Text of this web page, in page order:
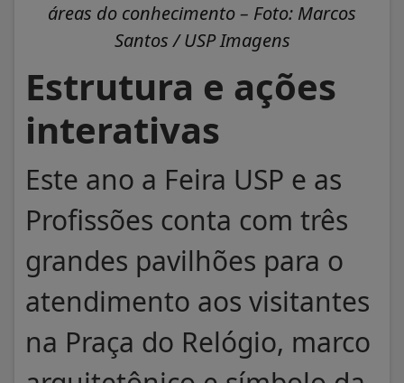
áreas do conhecimento – Foto: Marcos
Santos / USP Imagens
Estrutura e ações
interativas
Este ano a Feira USP e as
Profissões conta com três
grandes pavilhões para o
atendimento aos visitantes
na Praça do Relógio, marco